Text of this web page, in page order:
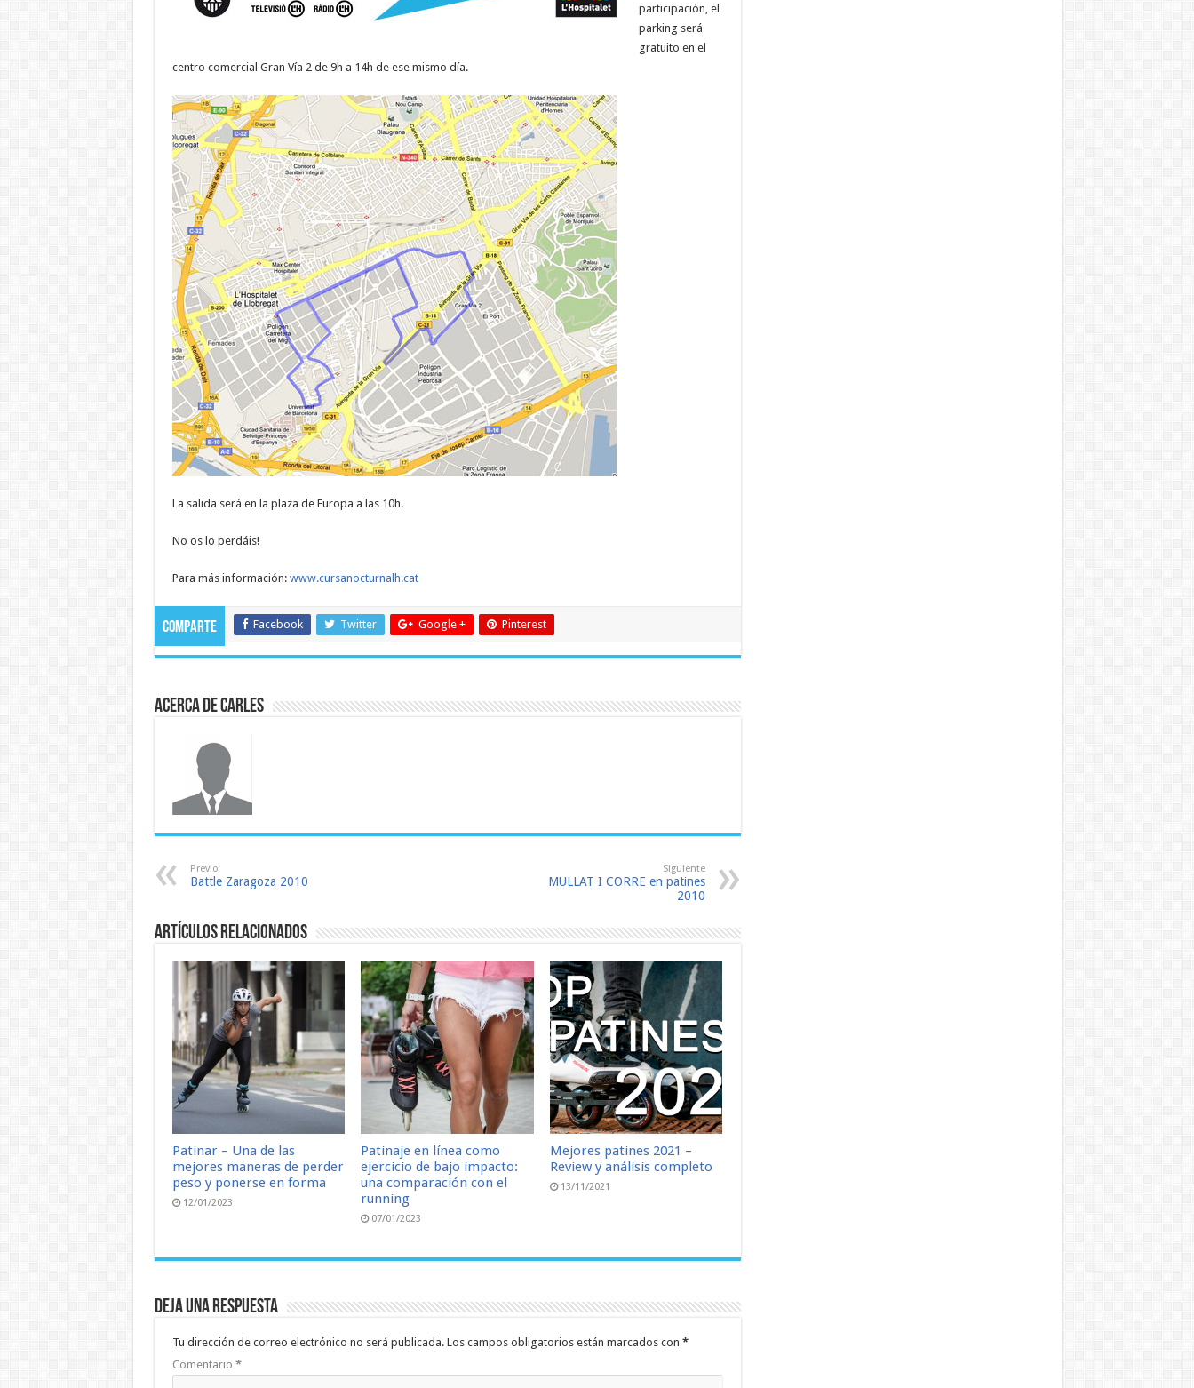
participación, el
parking será
gratuito en el
centro comercial Gran Vía 2 de 9h a 14h de ese mismo día.
La salida será en la plaza de Europa a las 10h.
No os lo perdáis!
Para más información: www.cursanocturnalh.cat
Comparte Facebook Twitter Google + Pinterest
Acerca de Carles
Previo
Battle Zaragoza 2010
Siguiente
MULLAT I CORRE en patines
2010
Artículos relacionados
Patinar – Una de las
mejores maneras de perder
peso y ponerse en forma
12/01/2023
Patinaje en línea como
ejercicio de bajo impacto:
una comparación con el
running
07/01/2023
Mejores patines 2021 –
Review y análisis completo
13/11/2021
Deja una respuesta
Tu dirección de correo electrónico no será publicada. Los campos obligatorios están marcados con *
Comentario *